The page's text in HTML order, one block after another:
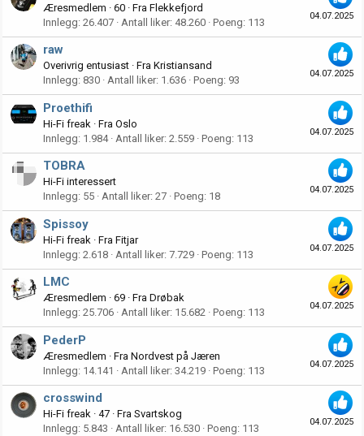
04.07.2025
Æresmedlem · 60 · Fra Flekkefjord
Innlegg 26.407 Antall liker 48.260 Poeng 113
04.07.2025
raw
Overivrig entusiast · Fra Kristiansand
Innlegg 830 Antall liker 1.636 Poeng 93
04.07.2025
Proethifi
Hi-Fi freak · Fra Oslo
Innlegg 1.984 Antall liker 2.559 Poeng 113
04.07.2025
TOBRA
Hi-Fi interessert
Innlegg 55 Antall liker 27 Poeng 18
04.07.2025
Spissoy
Hi-Fi freak · Fra Fitjar
Innlegg 2.618 Antall liker 7.729 Poeng 113
04.07.2025
LMC
Æresmedlem · 69 · Fra Drøbak
Innlegg 25.706 Antall liker 15.682 Poeng 113
04.07.2025
PederP
Æresmedlem · Fra Nordvest på Jæren
Innlegg 14.141 Antall liker 34.219 Poeng 113
04.07.2025
crosswind
Hi-Fi freak · 47 · Fra Svartskog
Innlegg 5.843 Antall liker 16.530 Poeng 113